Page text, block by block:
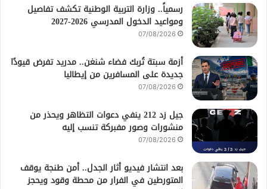
رسمياً.. وزارة التربية الوطنية تكشف تفاصيل
ومواعيد الدخول المدرسي 2026-2027
07/08/2026
أزمة سبتة تُربك فضاء شنغن.. مدريد تفرض قيودًا
جديدة على المسافرين من إيطاليا
07/08/2026
جيل زد 212 ينفي دعوات التظاهر ويحذر من
منشورات وصور مفبركة تنسب إليه
07/08/2026
بعد انتشار فيديو أثار الجدل.. أمن طنجة يوقف
المتورطين في الفرار من محطة وقود ويحجز